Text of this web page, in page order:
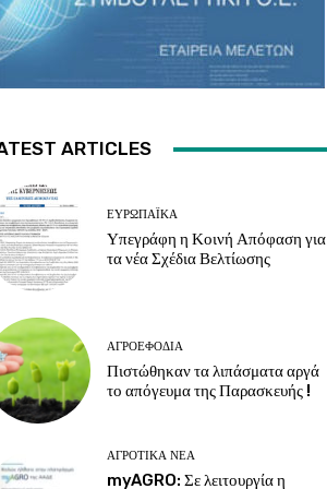
ARTICLES
ΕΥΡΩΠΑΪΚΆ
Υπεγράφη η Κοινή Απόφαση για
τα νέα Σχέδια Βελτίωσης
ΑΓΡΟΕΦΌΔΙΑ
Πιστώθηκαν τα λιπάσματα αργά
το απόγευμα της Παρασκευής !
ΑΓΡΟΤΙΚΆ ΝΈΑ
myAGRO: Σε λειτουργία η